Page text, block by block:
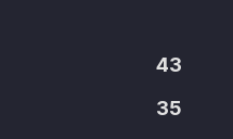
43
35